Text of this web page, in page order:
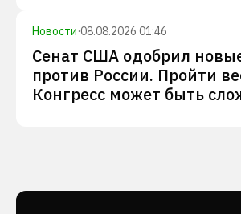
Новости·08.08.2026 01:46
Сенат США одобрил
против России. Пройти
Конгресс может быть